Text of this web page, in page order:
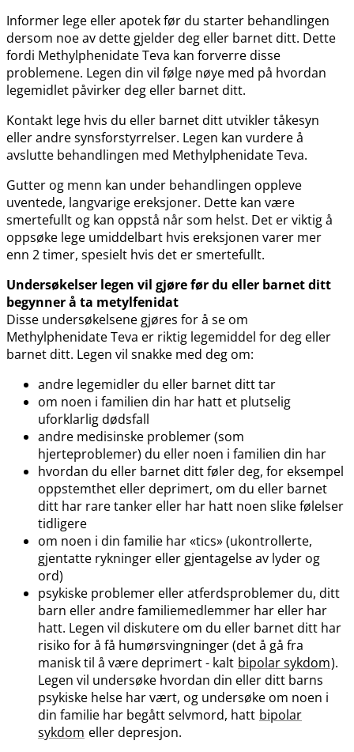
Informer lege eller apotek før du starter behandlingen
dersom noe av dette gjelder deg eller barnet ditt. Dette
fordi Methylphenidate Teva kan forverre disse
problemene. Legen din vil følge nøye med på hvordan
legemidlet påvirker deg eller barnet ditt.
Kontakt lege hvis du eller barnet ditt utvikler tåkesyn
eller andre synsforstyrrelser. Legen kan vurdere å
avslutte behandlingen med Methylphenidate Teva.
Gutter og menn kan under behandlingen oppleve
uventede, langvarige ereksjoner. Dette kan være
smertefullt og kan oppstå når som helst. Det er viktig å
oppsøke lege umiddelbart hvis ereksjonen varer mer
enn 2 timer, spesielt hvis det er smertefullt.
Undersøkelser legen vil gjøre før du eller barnet ditt
begynner å ta metylfenidat
Disse undersøkelsene gjøres for å se om
Methylphenidate Teva er riktig legemiddel for deg eller
barnet ditt. Legen vil snakke med deg om:
andre legemidler du eller barnet ditt tar
om noen i familien din har hatt et plutselig
uforklarlig dødsfall
andre medisinske problemer (som
hjerteproblemer) du eller noen i familien din har
hvordan du eller barnet ditt føler deg, for eksempel
oppstemthet eller deprimert, om du eller barnet
ditt har rare tanker eller har hatt noen slike følelser
tidligere
om noen i din familie har «tics» (ukontrollerte,
gjentatte rykninger eller gjentagelse av lyder og
ord)
psykiske problemer eller atferdsproblemer du, ditt
barn eller andre familiemedlemmer har eller har
hatt. Legen vil diskutere om du eller barnet ditt har
risiko for å få humørsvingninger (det å gå fra
manisk til å være deprimert - kalt bipolar sykdom).
Legen vil undersøke hvordan din eller ditt barns
psykiske helse har vært, og undersøke om noen i
din familie har begått selvmord, hatt bipolar
sykdom eller depresjon.